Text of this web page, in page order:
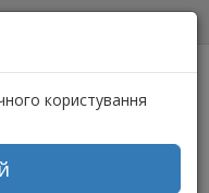
користування